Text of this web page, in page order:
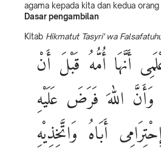
agama kepada kita dan kedua
Dasar pengambilan
Kitab Hikmatut Tasyri' wa
أَنَّهَا أُمُّهُ قَبْلَ أَنْ
اللهَ فَرَضَ عَلَيْهِ
أَبَاهُ وَاتَّخِذِيْهِ